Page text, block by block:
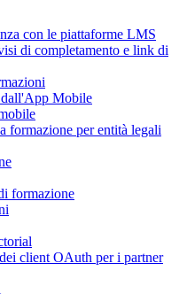
con le piattaforme LMS
di completamento e link di
dall'App Mobile
formazione per entità legali
formazione
client OAuth per i partner